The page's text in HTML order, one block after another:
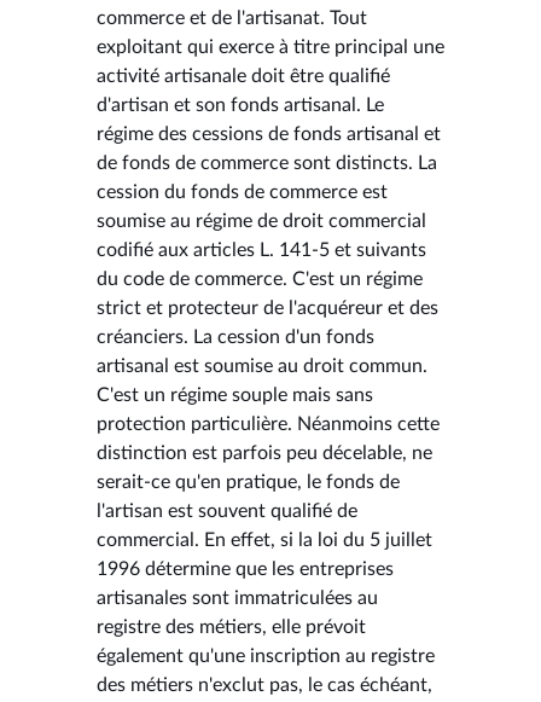
commerce et de l'artisanat. Tout
exploitant qui exerce à titre principal une
activité artisanale doit être qualifié
d'artisan et son fonds artisanal. Le
régime des cessions de fonds artisanal et
de fonds de commerce sont distincts. La
cession du fonds de commerce est
soumise au régime de droit commercial
codifié aux articles L. 141-5 et suivants
du code de commerce. C'est un régime
strict et protecteur de l'acquéreur et des
créanciers. La cession d'un fonds
artisanal est soumise au droit commun.
C'est un régime souple mais sans
protection particulière. Néanmoins cette
distinction est parfois peu décelable, ne
serait-ce qu'en pratique, le fonds de
l'artisan est souvent qualifié de
commercial. En effet, si la loi du 5 juillet
1996 détermine que les entreprises
artisanales sont immatriculées au
registre des métiers, elle prévoit
également qu'une inscription au registre
des métiers n'exclut pas, le cas échéant,